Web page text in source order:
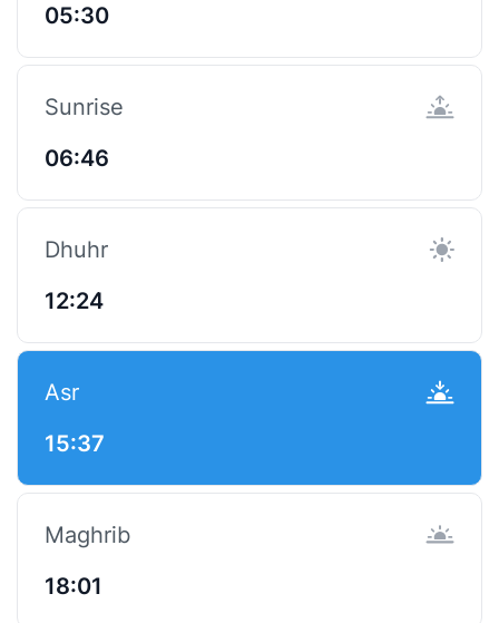
05:30
Sunrise
06:46
Dhuhr
12:24
Asr
15:37
Maghrib
18:01